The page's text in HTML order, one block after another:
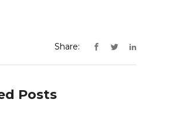
Share:
Posts